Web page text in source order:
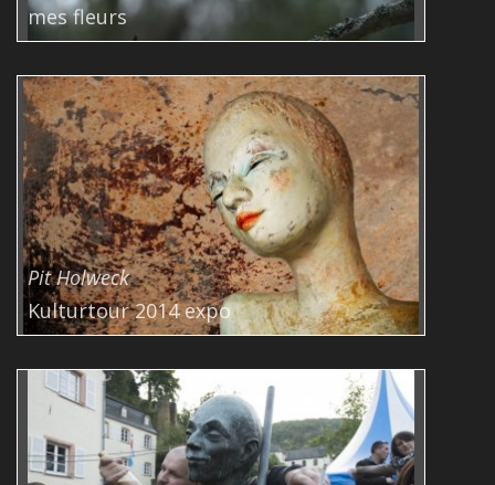
mes fleurs
Pit Holweck
Kulturtour 2014 expo